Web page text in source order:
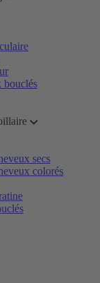
bouclés
secs
colorés